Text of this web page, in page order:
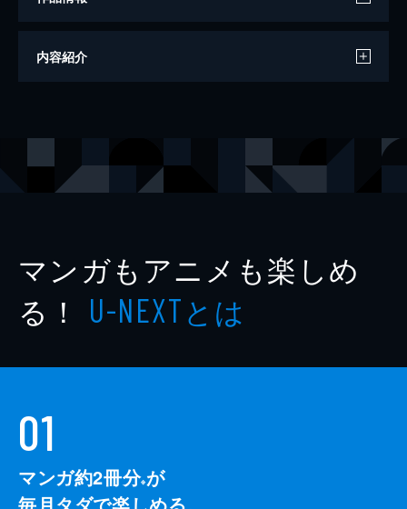
著者
レーベル リイドカフェコミックス
内容紹介
マンガもアニメも楽しめ
る！ U-NEXTとは
01
マンガ約2冊分※が